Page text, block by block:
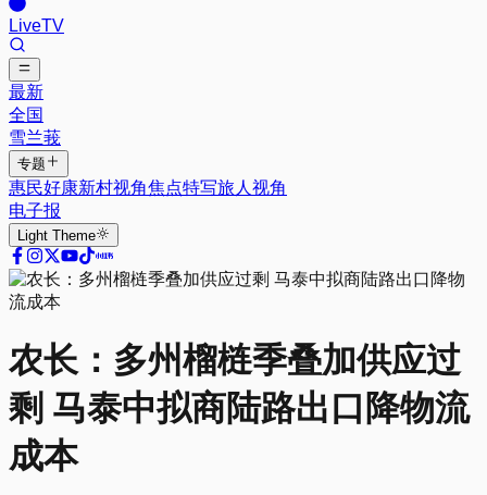
LiveTV
最新
全国
雪兰莪
专题
惠民好康新村视角焦点特写旅人视角
电子报
Light Theme
农长：多州榴梿季叠加供应过
剩 马泰中拟商陆路出口降物流
成本